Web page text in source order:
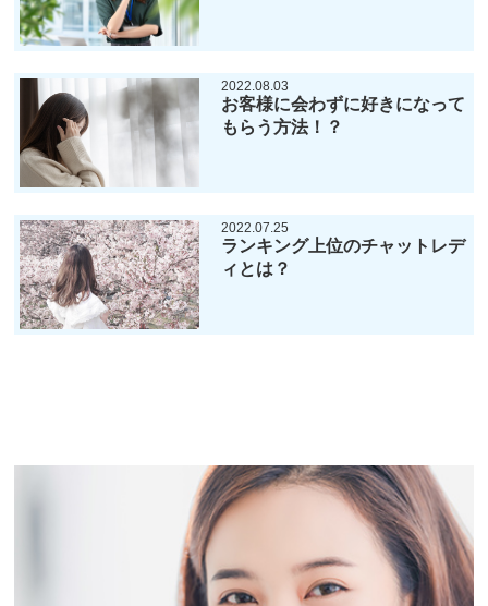
2022.08.03
お客様に会わずに好きになって
もらう方法！？
2022.07.25
ランキング上位のチャットレデ
ィとは？